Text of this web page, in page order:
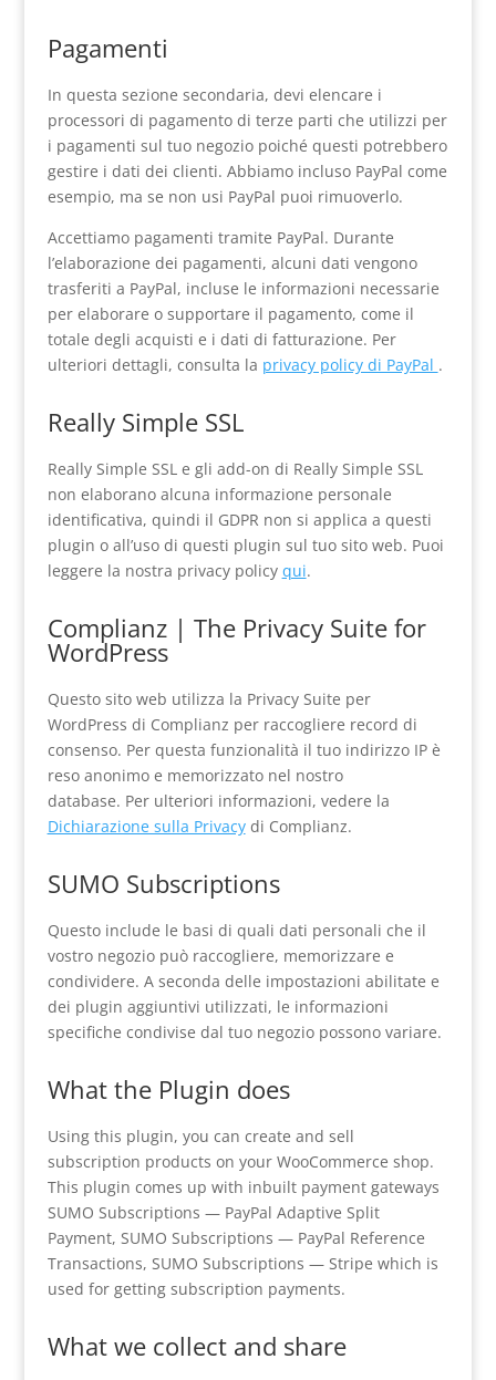
Pagamenti
In questa sezione secondaria, devi elencare i
processori di pagamento di terze parti che utilizzi per
i pagamenti sul tuo negozio poiché questi potrebbero
gestire i dati dei clienti. Abbiamo incluso PayPal come
esempio, ma se non usi PayPal puoi rimuoverlo.
Accettiamo pagamenti tramite PayPal. Durante
l’elaborazione dei pagamenti, alcuni dati vengono
trasferiti a PayPal, incluse le informazioni necessarie
per elaborare o supportare il pagamento, come il
totale degli acquisti e i dati di fatturazione. Per
ulteriori dettagli, consulta la privacy policy di PayPal .
Really Simple SSL
Really Simple SSL e gli add-on di Really Simple SSL
non elaborano alcuna informazione personale
identificativa, quindi il GDPR non si applica a questi
plugin o all’uso di questi plugin sul tuo sito web. Puoi
leggere la nostra privacy policy qui.
Complianz | The Privacy Suite for
WordPress
Questo sito web utilizza la Privacy Suite per
WordPress di Complianz per raccogliere record di
consenso. Per questa funzionalità il tuo indirizzo IP è
reso anonimo e memorizzato nel nostro
database. Per ulteriori informazioni, vedere la
Dichiarazione sulla Privacydi Complianz.
SUMO Subscriptions
Questo include le basi di quali dati personali che il
vostro negozio può raccogliere, memorizzare e
condividere. A seconda delle impostazioni abilitate e
dei plugin aggiuntivi utilizzati, le informazioni
specifiche condivise dal tuo negozio possono variare.
What the Plugin does
Using this plugin, you can create and sell
subscription products on your WooCommerce shop.
This plugin comes up with inbuilt payment gateways
SUMO Subscriptions — PayPal Adaptive Split
Payment, SUMO Subscriptions — PayPal Reference
Transactions, SUMO Subscriptions — Stripe which is
used for getting subscription payments.
What we collect and share